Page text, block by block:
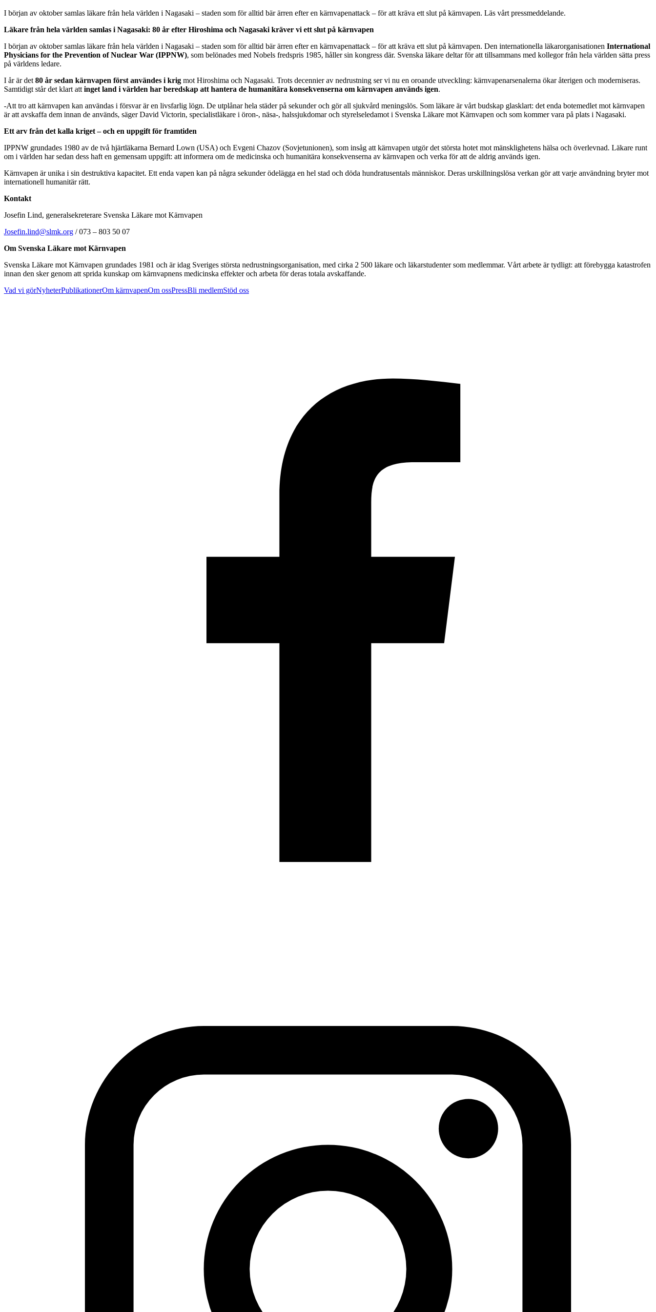
I början av oktober samlas läkare från hela världen i Nagasaki – staden som för alltid bär ärren efter en kärnvapenattack – för att kräva ett slut på kärnvapen. Läs vårt pressmeddelande.
Läkare från hela världen samlas i Nagasaki: 80 år efter Hiroshima och Nagasaki kräver vi ett slut på kärnvapen
I början av oktober samlas läkare från hela världen i Nagasaki – staden som för alltid bär ärren efter en kärnvapenattack – för att kräva ett slut på kärnvapen. Den internationella läkarorganisationen International
Physicians for the Prevention of Nuclear War (IPPNW), som belönades med Nobels fredspris 1985, håller sin kongress där. Svenska läkare deltar för att tillsammans med kollegor från hela världen sätta press
på världens ledare.
I år är det 80 år sedan kärnvapen först användes i krig mot Hiroshima och Nagasaki. Trots decennier av nedrustning ser vi nu en oroande utveckling: kärnvapenarsenalerna ökar återigen och moderniseras.
Samtidigt står det klart att inget land i världen har beredskap att hantera de humanitära konsekvenserna om kärnvapen används igen.
-Att tro att kärnvapen kan användas i försvar är en livsfarlig lögn. De utplånar hela städer på sekunder och gör all sjukvård meningslös. Som läkare är vårt budskap glasklart: det enda botemedlet mot kärnvapen
är att avskaffa dem innan de används, säger David Victorin, specialistläkare i öron-, näsa-, halssjukdomar och styrelseledamot i Svenska Läkare mot Kärnvapen och som kommer vara på plats i Nagasaki.
Ett arv från det kalla kriget – och en uppgift för framtiden
IPPNW grundades 1980 av de två hjärtläkarna Bernard Lown (USA) och Evgeni Chazov (Sovjetunionen), som insåg att kärnvapen utgör det största hotet mot mänsklighetens hälsa och överlevnad. Läkare runt
om i världen har sedan dess haft en gemensam uppgift: att informera om de medicinska och humanitära konsekvenserna av kärnvapen och verka för att de aldrig används igen.
Kärnvapen är unika i sin destruktiva kapacitet. Ett enda vapen kan på några sekunder ödelägga en hel stad och döda hundratusentals människor. Deras urskillningslösa verkan gör att varje användning bryter mot
internationell humanitär rätt.
Kontakt
Josefin Lind, generalsekreterare Svenska Läkare mot Kärnvapen
Josefin.lind@slmk.org / 073 – 803 50 07
Om Svenska Läkare mot Kärnvapen
Svenska Läkare mot Kärnvapen grundades 1981 och är idag Sveriges största nedrustningsorganisation, med cirka 2 500 läkare och läkarstudenter som medlemmar. Vårt arbete är tydligt: att förebygga katastrofen
innan den sker genom att sprida kunskap om kärnvapnens medicinska effekter och arbeta för deras totala avskaffande.
Vad vi görNyheterPublikationerOm kärnvapenOm ossPressBli medlemStöd oss